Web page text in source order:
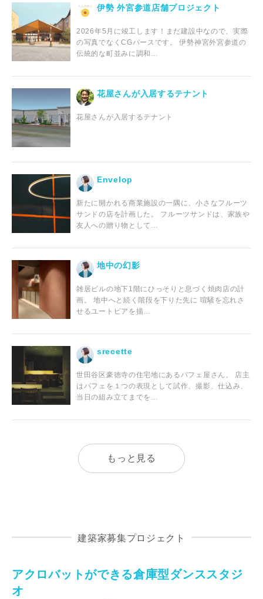
伊勢 外宮参道店舗プロジェクト
2026年5月に竣工します！まだ建設中なので、実際
の写真でなくCGパースです。 伊勢神宮外宮参道の
伝統的な町並みに調和…
花屋さんが入居するテナント
花屋さんが入居するテナント
Envelop
新たに開かれる商業施設の一隅に、小さなフルーツ
サンドの店を計画した。 フルーツサンドは、家族や
友人への贈り物として…
地中の幻影
雑居ビルの地下1階にひっそりと息づく焼肉店の計
画。 地中へと続く階段を下りた先に 喧騒を忘れさ
せるユートピアを描…
srecette
世田谷区豪徳寺の住宅地にあるパフェ屋さん。 店主
はパフェを１つの表現として試作、撮影、仕込み、
当日の組み立てまでを…
もっと見る
建築家募集プロジェクト
アクロバットができる倉庫型ダンススタジ
オ